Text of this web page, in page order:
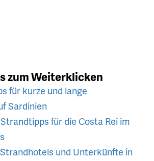
zum Weiterklicken
für kurze und lange
Sardinien
für die Costa Rei im
und Unterkünfte in